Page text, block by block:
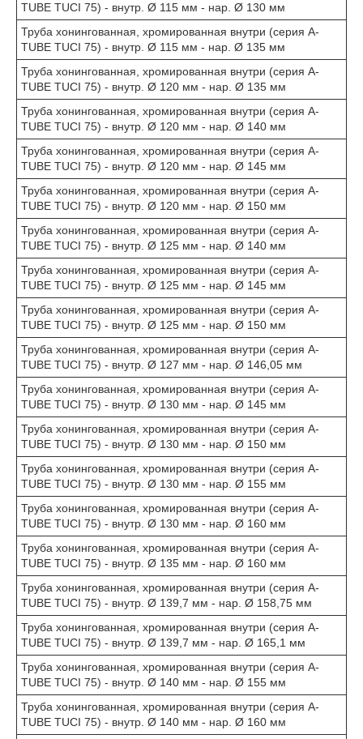
TUBE TUCI 75) - внутр. Ø 115 мм - нар. Ø 130 мм
Труба хонингованная, хромированная внутри (серия A-
TUBE TUCI 75) - внутр. Ø 115 мм - нар. Ø 135 мм
Труба хонингованная, хромированная внутри (серия A-
TUBE TUCI 75) - внутр. Ø 120 мм - нар. Ø 135 мм
Труба хонингованная, хромированная внутри (серия A-
TUBE TUCI 75) - внутр. Ø 120 мм - нар. Ø 140 мм
Труба хонингованная, хромированная внутри (серия A-
TUBE TUCI 75) - внутр. Ø 120 мм - нар. Ø 145 мм
Труба хонингованная, хромированная внутри (серия A-
TUBE TUCI 75) - внутр. Ø 120 мм - нар. Ø 150 мм
Труба хонингованная, хромированная внутри (серия A-
TUBE TUCI 75) - внутр. Ø 125 мм - нар. Ø 140 мм
Труба хонингованная, хромированная внутри (серия A-
TUBE TUCI 75) - внутр. Ø 125 мм - нар. Ø 145 мм
Труба хонингованная, хромированная внутри (серия A-
TUBE TUCI 75) - внутр. Ø 125 мм - нар. Ø 150 мм
Труба хонингованная, хромированная внутри (серия A-
TUBE TUCI 75) - внутр. Ø 127 мм - нар. Ø 146,05 мм
Труба хонингованная, хромированная внутри (серия A-
TUBE TUCI 75) - внутр. Ø 130 мм - нар. Ø 145 мм
Труба хонингованная, хромированная внутри (серия A-
TUBE TUCI 75) - внутр. Ø 130 мм - нар. Ø 150 мм
Труба хонингованная, хромированная внутри (серия A-
TUBE TUCI 75) - внутр. Ø 130 мм - нар. Ø 155 мм
Труба хонингованная, хромированная внутри (серия A-
TUBE TUCI 75) - внутр. Ø 130 мм - нар. Ø 160 мм
Труба хонингованная, хромированная внутри (серия A-
TUBE TUCI 75) - внутр. Ø 135 мм - нар. Ø 160 мм
Труба хонингованная, хромированная внутри (серия A-
TUBE TUCI 75) - внутр. Ø 139,7 мм - нар. Ø 158,75 мм
Труба хонингованная, хромированная внутри (серия A-
TUBE TUCI 75) - внутр. Ø 139,7 мм - нар. Ø 165,1 мм
Труба хонингованная, хромированная внутри (серия A-
TUBE TUCI 75) - внутр. Ø 140 мм - нар. Ø 155 мм
Труба хонингованная, хромированная внутри (серия A-
TUBE TUCI 75) - внутр. Ø 140 мм - нар. Ø 160 мм